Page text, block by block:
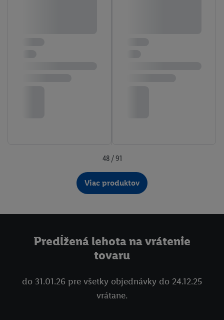
48 / 91
Viac produktov
Predĺžená lehota na vrátenie
tovaru
do 31.01.26 pre všetky objednávky do 24.12.25
vrátane.